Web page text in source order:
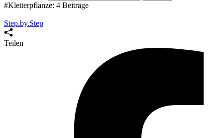
#Kletterpflanze: 4 Beiträge
Step.by.Step
Teilen